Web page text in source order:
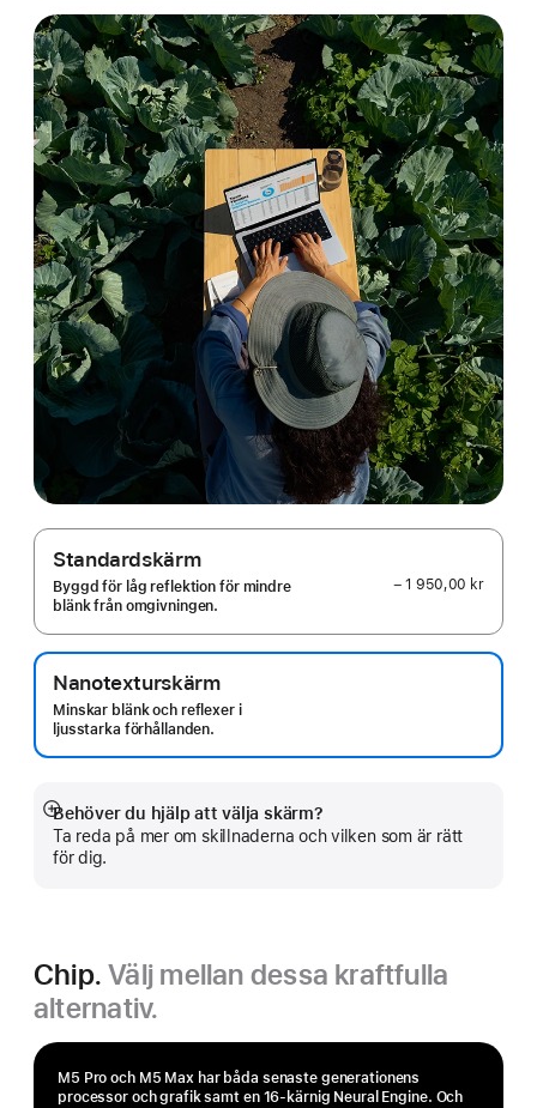
Standardskärm
Byggd för låg reflektion för mindre
blänk från omgivningen.
− 1 950,00 kr
Nanotexturskärm
Minskar blänk och reflexer i
ljusstarka förhållanden.
Behöver du hjälp att välja skärm?
Ta reda på mer om skillnaderna och vilken som är rätt
för dig.
Visa
mer
Chip.Välj mellan dessa kraftfulla
alternativ.
M5 Pro och M5 Max har båda senaste generationens
processor och grafik samt en 16-kärnig Neural Engine. Och